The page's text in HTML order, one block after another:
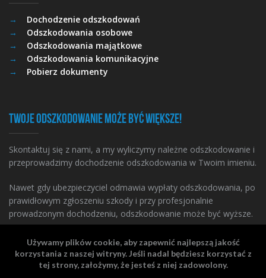
Dochodzenie odszkodowań
Odszkodowania osobowe
Odszkodowania majątkowe
Odszkodowania komunikacyjne
Pobierz dokumenty
Twoje odszkodowanie może być większe!
Skontaktuj się z nami, a my wyliczymy należne odszkodowanie i
przeprowadzimy dochodzenie odszkodowania w Twoim imieniu.
Nawet gdy ubezpieczyciel odmawia wypłaty odszkodowania, po
prawidłowym zgłoszeniu szkody i przy profesjonalnie
prowadzonym dochodzeniu, odszkodowanie może być wyższe.
© 2026 Cito
Używamy plików cookie, aby zapewnić najlepszą jakość
korzystania z naszej witryny. Jeśli nadal będziesz korzystać z
tej strony, założymy, że jesteś z niej zadowolony.